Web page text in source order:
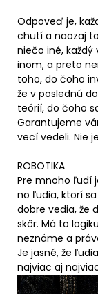
Odpoveď je,
chutí a naozaj
niečo iné,
inom, a preto
toho, do čoho
že v poslednú
teórií, do čoho
Garantujeme
vecí vedeli. Nie
ROBOTIKA
Pre mnoho ľudí
no ľudia, ktorí
dobre vedia, že
skôr. Má to
neznáme a
Je jasné, že
najviac aj